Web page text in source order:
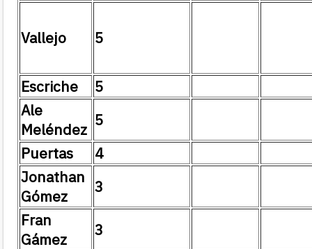
Vallejo 5
Escriche
5
Ale
Meléndez 5
Puertas
4
Jonathan
Gómez
3
Fran
Gámez
3